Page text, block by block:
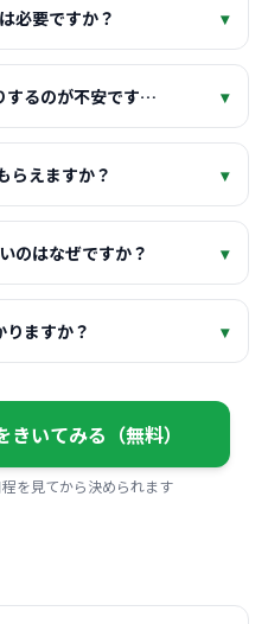
必要ですか？ ▾
するのが不安です… ▾
らえますか？ ▾
のはなぜですか？ ▾
りますか？ ▾
いてみる（無料）
を見てから決められます